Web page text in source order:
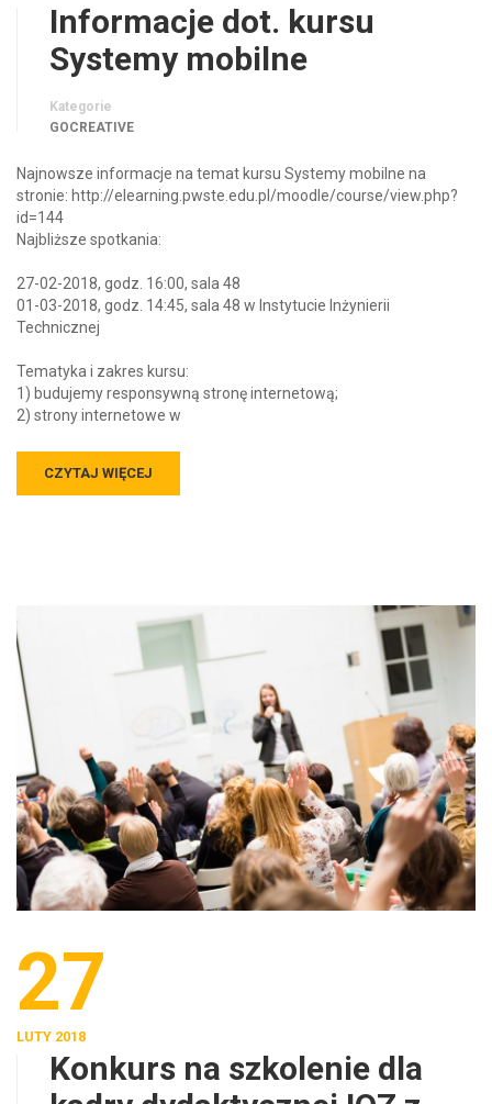
Informacje dot. kursu
Systemy mobilne
Kategorie
GOCREATIVE
Najnowsze informacje na temat kursu Systemy mobilne na
stronie: http://elearning.pwste.edu.pl/moodle/course/view.php?
id=144
Najbliższe spotkania:
27-02-2018, godz. 16:00, sala 48
01-03-2018, godz. 14:45, sala 48 w Instytucie Inżynierii
Technicznej
Tematyka i zakres kursu:
1) budujemy responsywną stronę internetową;
2) strony internetowe w
CZYTAJ WIĘCEJ
27
LUTY 2018
Konkurs na szkolenie dla